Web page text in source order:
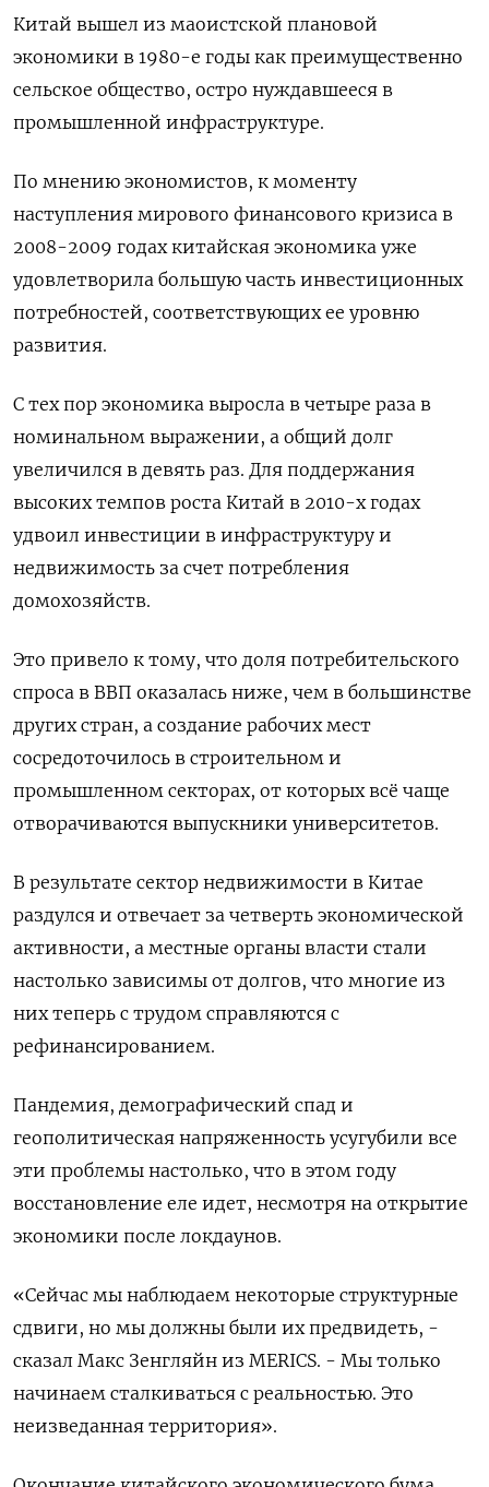
Китай вышел из маоистской плановой
экономики в 1980-е годы как преимущественно
сельское общество, остро нуждавшееся в
промышленной инфраструктуре.
По мнению экономистов, к моменту
наступления мирового финансового кризиса в
2008-2009 годах китайская экономика уже
удовлетворила большую часть инвестиционных
потребностей, соответствующих ее уровню
развития.
С тех пор экономика выросла в четыре раза в
номинальном выражении, а общий долг
увеличился в девять раз. Для поддержания
высоких темпов роста Китай в 2010-х годах
удвоил инвестиции в инфраструктуру и
недвижимость за счет потребления
домохозяйств.
Это привело к тому, что доля потребительского
спроса в ВВП оказалась ниже, чем в большинстве
других стран, а создание рабочих мест
сосредоточилось в строительном и
промышленном секторах, от которых всё чаще
отворачиваются выпускники университетов.
В результате сектор недвижимости в Китае
раздулся и отвечает за четверть экономической
активности, а местные органы власти стали
настолько зависимы от долгов, что многие из
них теперь с трудом справляются с
рефинансированием.
Пандемия, демографический спад и
геополитическая напряженность усугубили все
эти проблемы настолько, что в этом году
восстановление еле идет, несмотря на открытие
экономики после локдаунов.
«Сейчас мы наблюдаем некоторые структурные
сдвиги, но мы должны были их предвидеть, -
сказал Макс Зенгляйн из MERICS. - Мы только
начинаем сталкиваться с реальностью. Это
неизведанная территория».